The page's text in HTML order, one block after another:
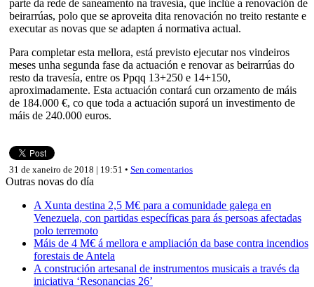
parte da rede de saneamento na travesía, que inclúe a renovación de
beirarrúas, polo que se aproveita dita renovación no treito restante e
executar as novas que se adapten á normativa actual.
Para completar esta mellora, está previsto ejecutar nos vindeiros
meses unha segunda fase da actuación e renovar as beirarrúas do
resto da travesía, entre os Ppqq 13+250 e 14+150,
aproximadamente. Esta actuación contará cun orzamento de máis
de 184.000 €, co que toda a actuación suporá un investimento de
máis de 240.000 euros.
31 de xaneiro de 2018 | 19:51 • Sen comentarios
Outras novas do día
A Xunta destina 2,5 M€ para a comunidade galega en
Venezuela, con partidas específicas para ás persoas afectadas
polo terremoto
Máis de 4 M€ á mellora e ampliación da base contra incendios
forestais de Antela
A construción artesanal de instrumentos musicais a través da
iniciativa ‘Resonancias 26’